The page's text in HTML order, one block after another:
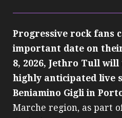
Progressive rock fans
important date on
8, 2026, Jethro Tull
highly anticipated live
Beniamino Gigli in
Marche region, as part